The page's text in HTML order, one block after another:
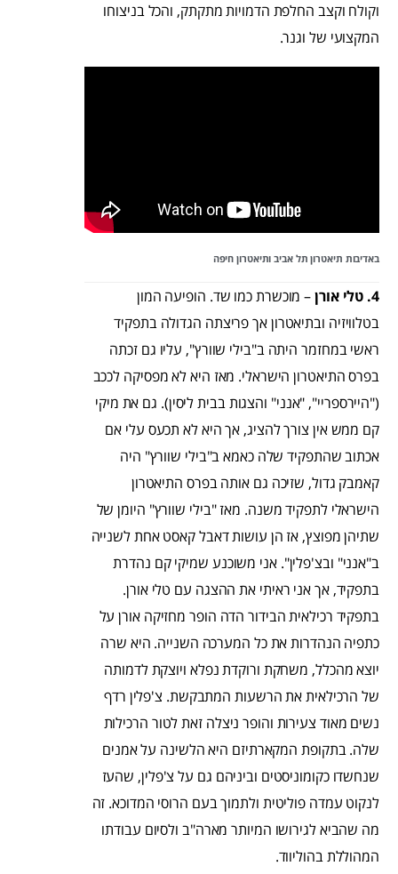
וקולח וקצב החלפת הדמויות מתקתק, והכל בניצוחו
המקצועי של וגנר.
באדיבות תיאטרון תל אביב ותיאטרון חיפה
4. טלי אורן
– מוכשרת כמו שד. הופיעה המון
בטלוויזיה ובתיאטרון אך פריצתה הגדולה בתפקיד
ראשי במחזמר היתה ב"בילי שוורץ", עליו גם זכתה
בפרס התיאטרון הישראלי. מאז היא לא מפסיקה לככב
("היירספריי", "אנני" והצגות בבית ליסין). גם את מיקי
קם ממש אין צורך להציג, אך היא לא תכעס עלי אם
אכתוב שהתפקיד שלה כאמא ב"בילי שוורץ" היה
קאמבק גדול, שזיכה גם אותה בפרס התיאטרון
הישראלי לתפקיד משנה. מאז "בילי שוורץ" היומן של
שתיהן מפוצץ, אז הן עושות דאבל קאסט אחת לשנייה
ב"אנני" ובצ'פלין". אני משוכנע שמיקי קם נהדרת
בתפקיד, אך אני ראיתי את ההצגה עם טלי אורן.
בתפקיד רכילאית הבידור הדה הופר מחזיקה אורן על
כתפיה הנהדרות את כל המערכה השנייה. היא שרה
יוצא מהכלל, משחקת ורוקדת נפלא ויוצקת לדמותה
של הרכילאית את הרשעות המתבקשת. צ'פלין רדף
נשים מאוד צעירות והופר ניצלה זאת לטור הרכילות
שלה. בתקופת המקארתיזם היא הלשינה על אמנים
שנחשדו כקומוניסטים וביניהם גם על צ'פלין, שהעז
לנקוט עמדה פוליטית ולתמוך בעם הרוסי המדוכא. זה
מה שהביא לגירושו המיותר מארה"ב ולסיום עבודתו
המהוללת בהוליווד.